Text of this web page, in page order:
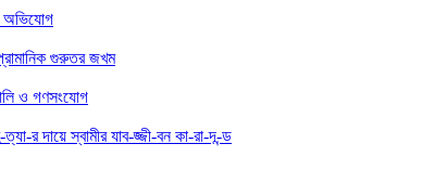
অভিযোগ
গুরুতর জখম
ও গণসংযোগ
র দায়ে স্বামীর যাব-জ্জী-বন কা-রা-দ-ন্ড